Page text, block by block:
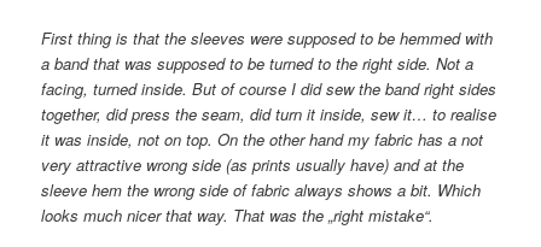
First thing is that the sleeves were supposed to be hemmed with
a band that was supposed to be turned to the right side. Not a
facing, turned inside. But of course I did sew the band right sides
together, did press the seam, did turn it inside, sew it… to realise
it was inside, not on top. On the other hand my fabric has a not
very attractive wrong side (as prints usually have) and at the
sleeve hem the wrong side of fabric always shows a bit. Which
looks much nicer that way. That was the „right mistake“.